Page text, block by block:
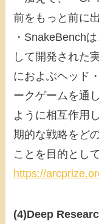
前をもっと前に
・SnakeBench
して開発された
におよぶヘッド
ークゲームを通
ように相互作用
期的な戦略をど
ことを目的とし
https://
(4)Deep